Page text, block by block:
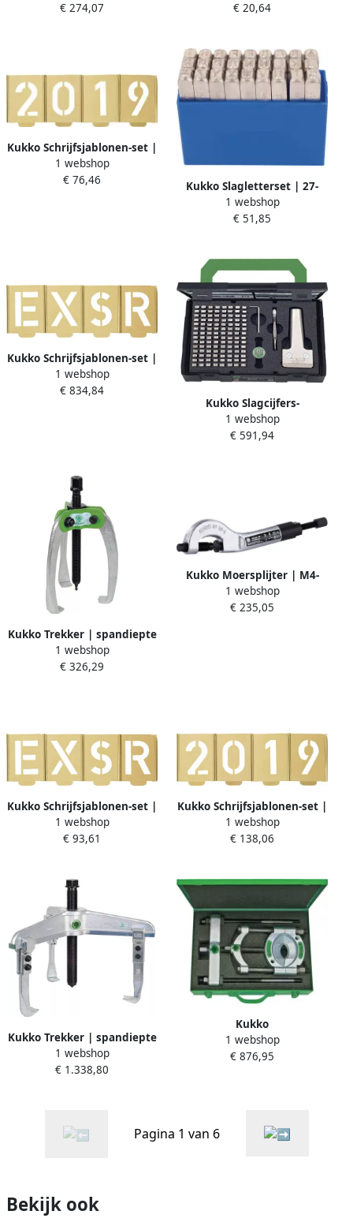
gelijkmatig losdraaien van
€ 274,07
mm in kunststofbox | 1
€ 20,64
Kukko Schrijfsjablonen-set |
cijfers 0-9 | letterhoogte
150 mm | speciaal
1 webshop
€ 76,46
Kukko Slagletterset | 27-
delig hoofdletters A-Z |
letterhoogte 2 mm in
1 webshop
€ 51,85
Kukko Schrijfsjablonen-set |
letters A-Z | letterhoogte
300 mm | speciaal
1 webshop
€ 834,84
Kukko Slagcijfers-
slagletterset | 115-delig
met typenhouder | 2 5 mm
1 webshop
€ 591,94
Kukko Trekker | spandiepte
200 mm | spanwijdte 250
mm | 9 5 T | 1 stuk 45-4
1 webshop
€ 326,29
Kukko Moersplijter | M4-
M14 | hydraulisch | tot
kwaliteit 10 en RVS | 1 stuk
1 webshop
€ 235,05
Kukko Schrijfsjablonen-set |
letters A-Z | letterhoogte
100 mm | speciaal
1 webshop
€ 93,61
Kukko Schrijfsjablonen-set |
cijfers 0-9 | letterhoogte
200 mm | speciaal
1 webshop
€ 138,06
Kukko Trekker | spandiepte
200 mm | spanwijdte 520
mm | 20 T | 1 stuk 11-1-A
1 webshop
€ 1.338,80
Kukko
Scheidingsinrichtingset |
opening A 25-155 mm |
1 webshop
€ 876,95
Pagina 1 van 6
Bekijk ook